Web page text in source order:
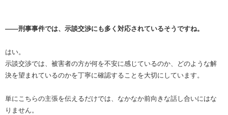
――刑事事件では、示談交渉にも多く対応されているそうですね。
はい。
示談交渉では、被害者の方が何を不安に感じているのか、どのような解
決を望まれているのかを丁寧に確認することを大切にしています。
単にこちらの主張を伝えるだけでは、なかなか前向きな話し合いにはな
りません。